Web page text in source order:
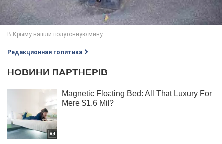
Редакционная политика